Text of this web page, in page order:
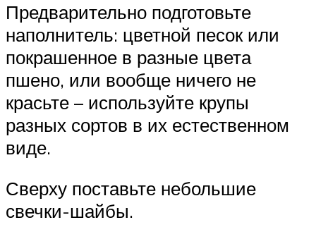
Предварительно подготовьте
наполнитель: цветной песок или
покрашенное в разные цвета
пшено, или вообще ничего не
красьте – используйте крупы
разных сортов в их естественном
виде.
Сверху поставьте небольшие
свечки-шайбы.